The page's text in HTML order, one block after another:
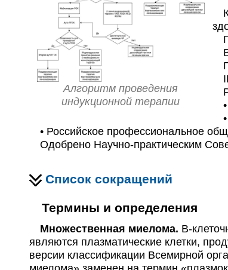
Алгоритм проведения
индукционной терапии
•
•
• Российское профессиональное
Одобрено Научно-практическим
Список сокращений
Термины и определения
Множественная миелома. В-
являются плазматические клетки,
версии классификации Всемирной